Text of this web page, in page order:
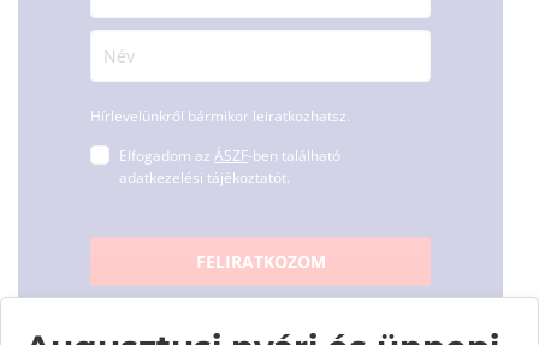
Hírlevelünkről bármikor leiratkozhatsz.
Elfogadom az ÁSZF-ben található
adatkezelési tájékoztatót.
FELIRATKOZOM